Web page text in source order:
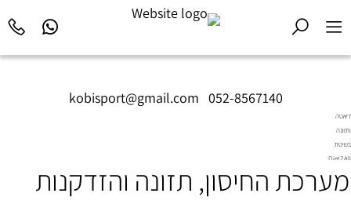
kobisport@gmail.com 052-8567140
דיאטה
ותזונה
בשיטת
Diet2All:
שמאחורי
מערכת החיסון, תזונה והזדקנות